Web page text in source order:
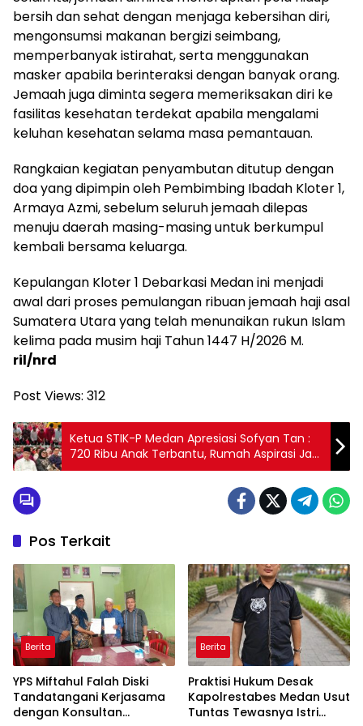
bersih dan sehat dengan menjaga kebersihan diri,
mengonsumsi makanan bergizi seimbang,
memperbanyak istirahat, serta menggunakan
masker apabila berinteraksi dengan banyak orang.
Jemaah juga diminta segera memeriksakan diri ke
fasilitas kesehatan terdekat apabila mengalami
keluhan kesehatan selama masa pemantauan.
Rangkaian kegiatan penyambutan ditutup dengan
doa yang dipimpin oleh Pembimbing Ibadah Kloter 1,
Armaya Azmi, sebelum seluruh jemaah dilepas
menuju daerah masing-masing untuk berkumpul
kembali bersama keluarga.
Kepulangan Kloter 1 Debarkasi Medan ini menjadi
awal dari proses pemulangan ribuan jemaah haji asal
Sumatera Utara yang telah menunaikan rukun Islam
kelima pada musim haji Tahun 1447 H/2026 M.
ril/nrd
Post Views: 312
Ketua STIK-P Medan Apresiasi Sofyan Tan :
720 Ribu Anak Terbantu, Rumah Aspirasi Jadi
Harapan Baru Pendidikan Masyarakat
Pos Terkait
Berita
YPS Miftahul Falah Diski
Tandatangani Kerjasama
dengan Konsultan
Berita
Praktisi Hukum Desak
Kapolrestabes Medan Usut
Tuntas Tewasnya Istri